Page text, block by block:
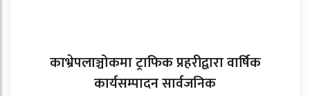
काभ्रेपलाञ्चोकमा ट्राफिक प्रहरीद्वारा वार्षिक
कार्यसम्पादन सार्वजनिक